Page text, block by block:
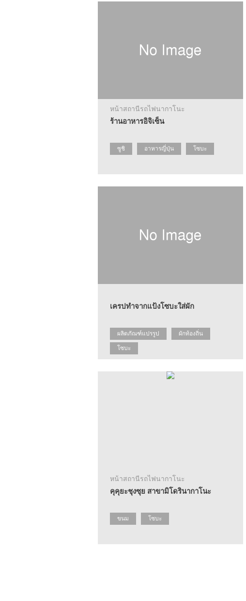
หน้าสถานีรถไฟนากาโนะ
ร้านอาหารอิจิเซ็น
ซูชิ อาหารญี่ปุ่น โซบะ
เครปทำจากแป้งโซบะใส่ผัก
ผลิตภัณฑ์แปรรูป ผักท้องถิ่น
โซบะ
หน้าสถานีรถไฟนากาโนะ
คุคุยะชุงซุย สาขามิโดรินากาโนะ
ขนม โซบะ